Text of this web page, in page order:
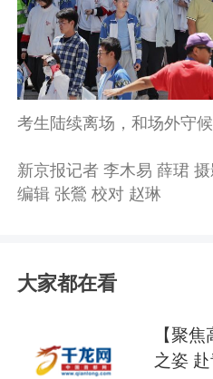
考生陆续离场，和场外守
新京报记者 李木易 薛珺
编辑 张鶯 校对 赵琳
大家都在看
【聚
之姿